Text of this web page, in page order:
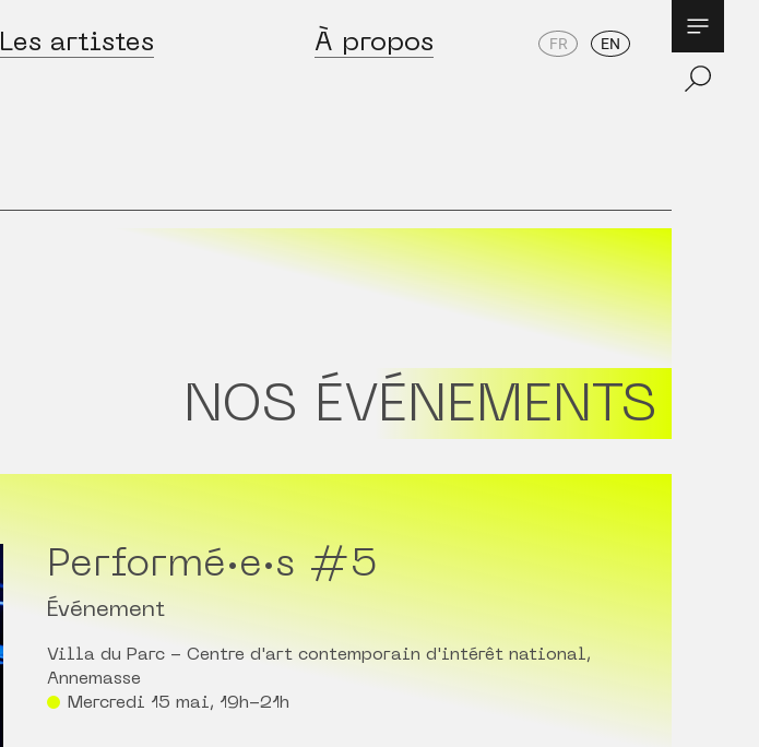
Les artistes À propos FR EN
NOS ÉVÉNEMENTS
Performé·e·s #5
Événement
Villa du Parc - Centre d'art contemporain d'intérêt national,
Annemasse
Mercredi 15 mai, 19h-21h